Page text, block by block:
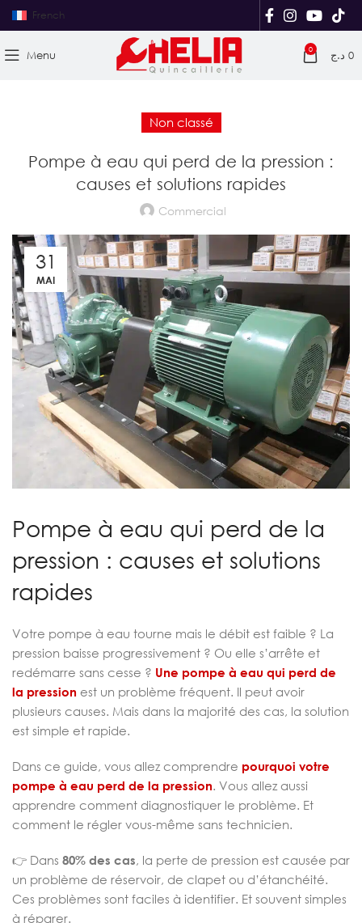
French
Menu 0 0 د.ج
Non classé
Pompe à eau qui perd de la pression :
causes et solutions rapides
Commercial
31
MAI
Pompe à eau qui perd de la
pression : causes et solutions
rapides
Votre pompe à eau tourne mais le débit est faible ? La
pression baisse progressivement ? Ou elle s’arrête et
redémarre sans cesse ? Une pompe à eau qui perd de
la pression est un problème fréquent. Il peut avoir
plusieurs causes. Mais dans la majorité des cas, la solution
est simple et rapide.
Dans ce guide, vous allez comprendre pourquoi votre
pompe à eau perd de la pression . Vous allez aussi
apprendre comment diagnostiquer le problème. Et
comment le régler vous-même sans technicien.
👉 Dans 80% des cas , la perte de pression est causée par
un problème de réservoir, de clapet ou d’étanchéité.
Ces problèmes sont faciles à identifier. Et souvent simples
à réparer.